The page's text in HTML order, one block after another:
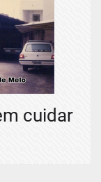
cuidar